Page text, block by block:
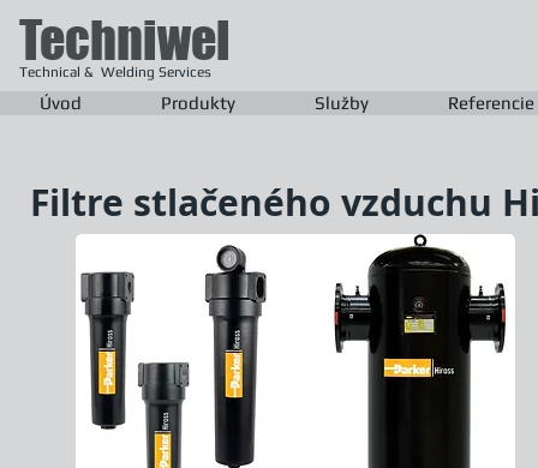
Techniwel
Technical & Welding Services
Úvod Produkty Služby Referencie
Filtre stlačeného vzduchu